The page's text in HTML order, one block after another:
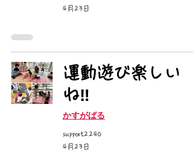
4月23日
運動遊び楽しい
ね‼️
かすがばる
support2240
4月23日